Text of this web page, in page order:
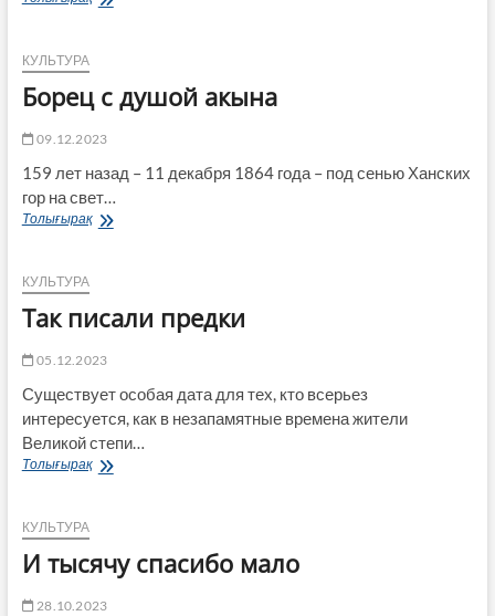
КУЛЬТУРА
Борец с душой акына
09.12.2023
159 лет назад – 11 декабря 1864 года – под сенью Ханских
гор на свет…
ТолығырақБорец
КУЛЬТУРА
Так писали предки
05.12.2023
Существует особая дата для тех, кто всерьез
интересуется, как в незапамятные времена жители
Великой степи…
ТолығырақТак
КУЛЬТУРА
И тысячу спасибо мало
28.10.2023